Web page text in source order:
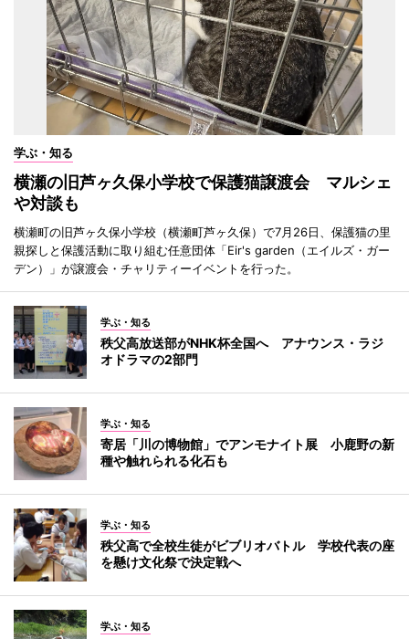
学ぶ・知る
横瀬の旧芦ヶ久保小学校で保護猫譲渡会 マルシェ
や対談も
横瀬町の旧芦ヶ久保小学校（横瀬町芦ヶ久保）で7月26日、保護猫の里
親探しと保護活動に取り組む任意団体「Eir's garden（エイルズ・ガー
デン）」が譲渡会・チャリティーイベントを行った。
学ぶ・知る
秩父高放送部がNHK杯全国へ アナウンス・ラジ
オドラマの2部門
学ぶ・知る
寄居「川の博物館」でアンモナイト展 小鹿野の新
種や触れられる化石も
学ぶ・知る
秩父高で全校生徒がビブリオバトル 学校代表の座
を懸け文化祭で決定戦へ
学ぶ・知る